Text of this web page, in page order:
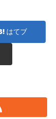
はてブ